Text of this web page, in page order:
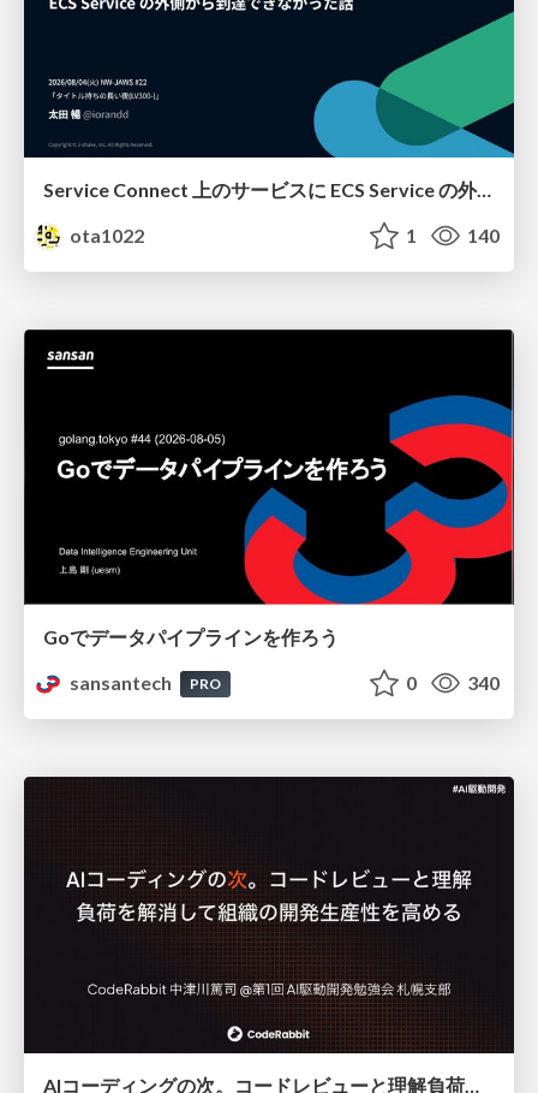
Service Connect 上のサービスに ECS Service の外側から到達できなかった話
ota1022
1 140
Goでデータパイプラインを作ろう
sansantech
PRO 0 340